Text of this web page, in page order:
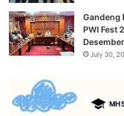
Gandeng
PWI Fest
July 30,